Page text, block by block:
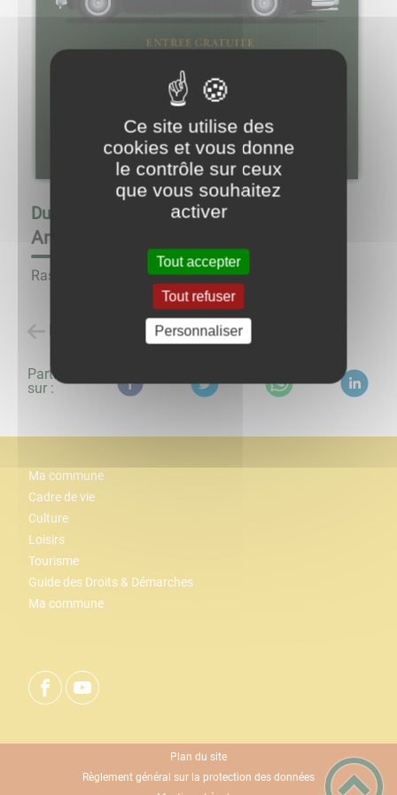
Du 22/06/25 à 10:00 au22/06/25 à 17:00
Anost classic
Rassemblement voitures anciennes.
Retour à la liste des évènements
Partagez
sur :
Ma commune
Cadre de vie
Culture
Loisirs
Tourisme
Guide des Droits & Démarches
Ma commune
Plan du site
Règlement général sur la protection des données
Ce site utilise des
cookies et vous donne
le contrôle sur ceux
que vous souhaitez
activer
Tout accepter
Tout refuser
Personnaliser